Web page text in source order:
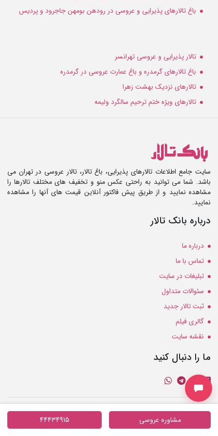
باغ تالارهای پذیرایی و عروسی در رودهن بومهن جاجرود و پردیس
تالار پذیرایی و عروسی تهرانسر
باغ تالارهای گرمدره و باغ عمارت عروسی در گرمدره
تالارهای نزدیک بهشت زهرا
تالارهای ویژه ختم ترحیم سالگرد ولیمه
سایت جامع اطلاعات تالارهای پذیرایی، باغ تالار، تالار عروسی در تهران می
باشد. شما می توانید به راحتی عکس منو و تخفیف های مختلف تالارها را
مشاهده نمایید و از طریق پیش فاکتور آنلاین قیمت های آنها را مشاهده
نمایید.
درباره بانک تالار
درباره ما
تماس با ما
تبلیغات در سایت
سئوالات متداول
ثبت تالار جدید
گالری فیلم
نقشه سایت
ما را دنبال کنید
تبلیغات:
09102122231
ایمیل:
info@banktalar.com
مشاوره عروسی 44434915